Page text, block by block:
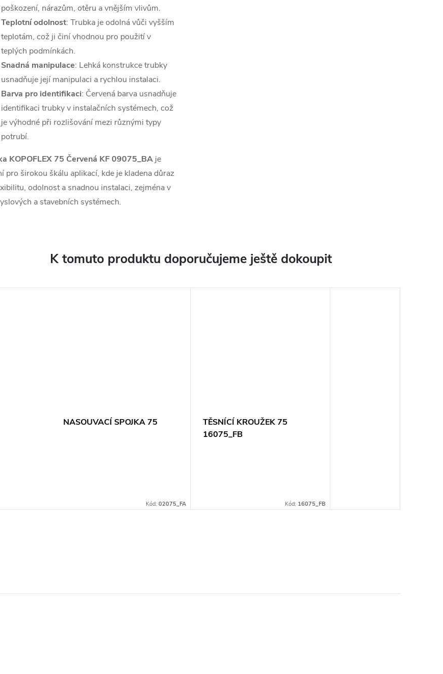
poškození, nárazům, otěru a vnějším vlivům.
Teplotní odolnost: Trubka je odolná vůči vyšším
teplotám, což ji činí vhodnou pro použití v
teplých podmínkách.
Snadná manipulace: Lehká konstrukce trubky
usnadňuje její manipulaci a rychlou instalaci.
Barva pro identifikaci: Červená barva usnadňuje
identifikaci trubky v instalačních systémech, což
je výhodné při rozlišování mezi různými typy
potrubí.
KOPOFLEX 75 Červená KF 09075_BA je
pro širokou škálu aplikací, kde je kladena důraz
odolnost a snadnou instalaci, zejména v
a stavebních systémech.
K tomuto produktu doporučujeme ještě dokoupit
NASOUVACÍ SPOJKA 75
Kód: 02075_FA
TĚSNÍCÍ KROUŽEK 75
16075_FB
Kód: 16075_FB